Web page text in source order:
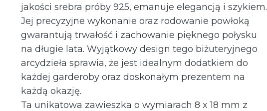
jakości srebra próby 925, emanuje elegancją i szykiem.
Jej precyzyjne wykonanie oraz rodowanie powłoką
gwarantują trwałość i zachowanie pięknego połysku
na długie lata. Wyjątkowy design tego biżuteryjnego
arcydzieła sprawia, że jest idealnym dodatkiem do
każdej garderoby oraz doskonałym prezentem na
każdą okazję.
Ta unikatowa zawieszka o wymiarach 8 x 18 mm z